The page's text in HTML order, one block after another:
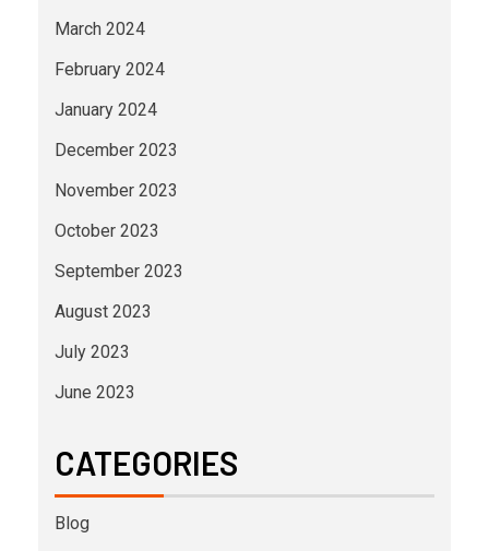
March 2024
February 2024
January 2024
December 2023
November 2023
October 2023
September 2023
August 2023
July 2023
June 2023
CATEGORIES
Blog